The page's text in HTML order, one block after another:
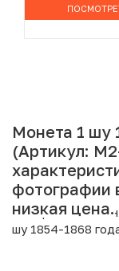
Монета 1 шу
(Артикул:
фотографии
низкая цена.
Интернет
шу 1854-1868